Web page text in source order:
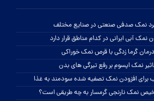
نمک صدفی صنعتی در صنایع مختلف
نمک آبی ایرانی در کدام مناطق قرار دارد
درمان گرما زدگی با قرص نمک خوراکی
نمک اپسوم بر رفع تیرگی های بدن
برای افزودن نمک تصفیه شده سودمند به غذا
نمک نارنجی گرمسار به چه طریقی است؟